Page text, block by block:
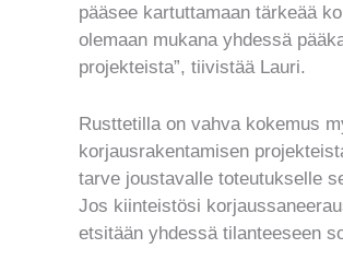
pääsee kartuttamaan tärkeää
olemaan mukana yhdessä
projekteista”, tiivistää Lauri.
Rusttetilla on vahva kokemus
korjausrakentamisen
tarve joustavalle toteutukselle
Jos kiinteistösi
etsitään yhdessä tilanteeseen